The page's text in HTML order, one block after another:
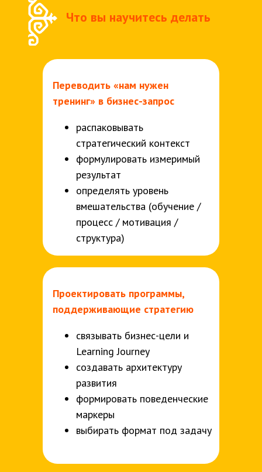
Проектировать программы,
поддерживающие стратегию
связывать бизнес-цели и
Learning Journey
создавать архитектуру
развития
формировать поведенческие
маркеры
выбирать формат под задачу
Что вы научитесь делать
Переводить «нам нужен
тренинг» в бизнес-запрос
распаковывать
стратегический контекст
формулировать измеримый
результат
определять уровень
вмешательства (обучение /
процесс / мотивация /
структура)